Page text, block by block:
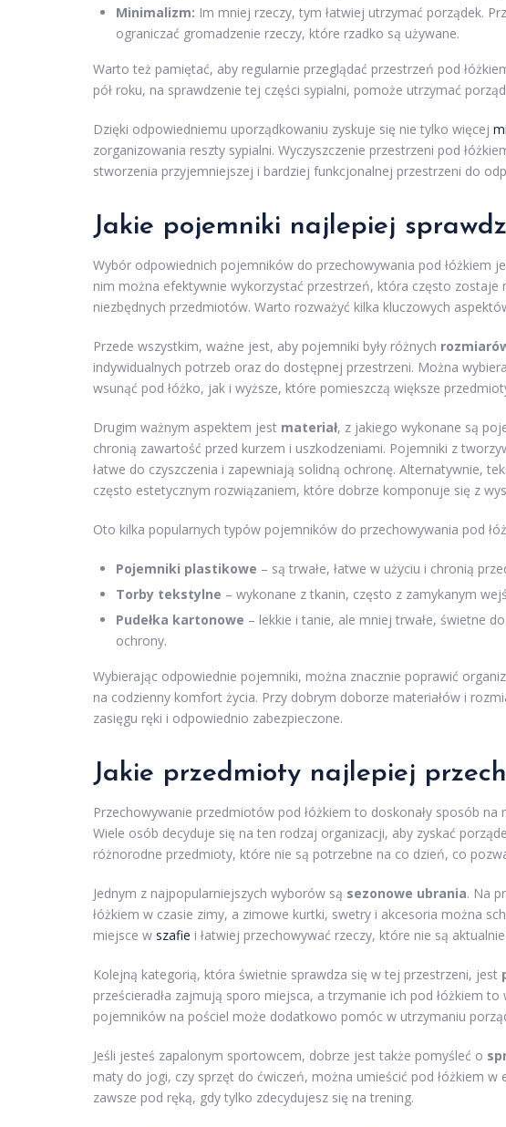
Minimalizm: Im mniej rzeczy, tym łatwiej utrzymać porządek.
ograniczać gromadzenie rzeczy, które rzadko są używane.
Warto też pamiętać, aby regularnie przeglądać przestrzeń pod
pół roku, na sprawdzenie tej części sypialni, pomoże utrzymać
Dzięki odpowiedniemu uporządkowaniu zyskuje się nie tylko więcej
zorganizowania reszty sypialni. Wyczyszczenie przestrzeni pod
stworzenia przyjemniejszej i bardziej funkcjonalnej przestrzeni do
Jakie pojemniki najlepiej
Wybór odpowiednich pojemników do przechowywania pod łóżkiem
nim można efektywnie wykorzystać przestrzeń, która często zostaje
niezbędnych przedmiotów. Warto rozważyć kilka kluczowych
Przede wszystkim, ważne jest, aby pojemniki były różnych
indywidualnych potrzeb oraz do dostępnej przestrzeni. Można
wsunąć pod łóżko, jak i wyższe, które pomieszczą większe
Drugim ważnym aspektem jest materiał, z jakiego wykonane są
chronią zawartość przed kurzem i uszkodzeniami. Pojemniki z
łatwe do czyszczenia i zapewniają solidną ochronę. Alternatywnie,
często estetycznym rozwiązaniem, które dobrze komponuje się z
Oto kilka popularnych typów pojemników do przechowywania pod
Pojemniki plastikowe – są trwałe, łatwe w użyciu i chronią
Torby tekstylne – wykonane z tkanin, często z zamykanym
Pudełka kartonowe – lekkie i tanie, ale mniej trwałe, świetne
ochrony.
Wybierając odpowiednie pojemniki, można znacznie poprawić
na codzienny komfort życia. Przy dobrym doborze materiałów i
zasięgu ręki i odpowiednio zabezpieczone.
Jakie przedmioty najlepiej
Przechowywanie przedmiotów pod łóżkiem to doskonały sposób
Wiele osób decyduje się na ten rodzaj organizacji, aby zyskać
różnorodne przedmioty, które nie są potrzebne na co dzień, co
Jednym z najpopularniejszych wyborów są sezonowe ubrania. Na
łóżkiem w czasie zimy, a zimowe kurtki, swetry i akcesoria można
miejsce w szafie i łatwiej przechowywać rzeczy, które nie są
Kolejną kategorią, która świetnie sprawdza się w tej przestrzeni, jest
prześcieradła zajmują sporo miejsca, a trzymanie ich pod łóżkiem
pojemników na pościel może dodatkowo pomóc w utrzymaniu
Jeśli jesteś zapalonym sportowcem, dobrze jest także pomyśleć o
maty do jogi, czy sprzęt do ćwiczeń, można umieścić pod łóżkiem
zawsze pod ręką, gdy tylko zdecydujesz się na trening.